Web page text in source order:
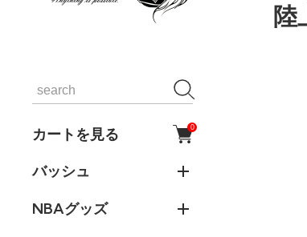
カートを見る 0
バッシュ
NBAグッズ
陸